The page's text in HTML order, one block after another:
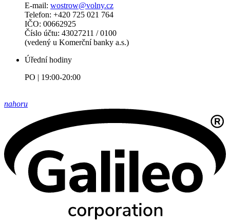
E-mail: wostrow@volny.cz
Telefon: +420 725 021 764
IČO: 00662925
Číslo účtu: 43027211 / 0100
(vedený u Komerční banky a.s.)
Úřední hodiny
PO | 19:00-20:00
nahoru